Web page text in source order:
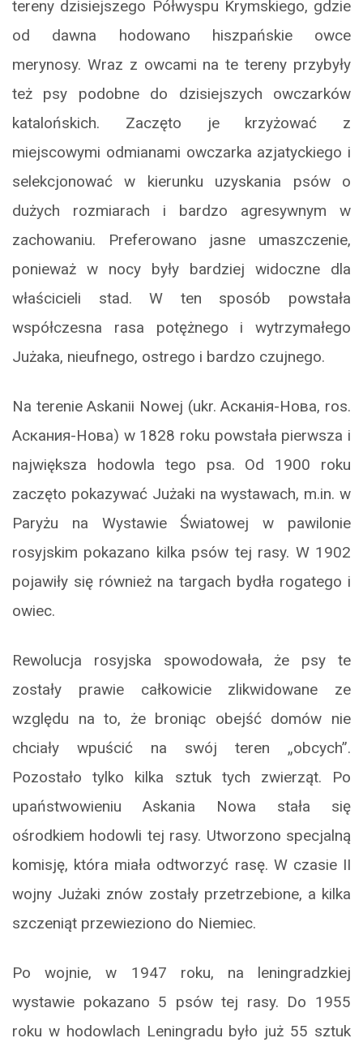
tereny dzisiejszego Półwyspu Krymskiego, gdzie
od dawna hodowano hiszpańskie owce
merynosy. Wraz z owcami na te tereny przybyły
też psy podobne do dzisiejszych owczarków
katalońskich. Zaczęto je krzyżować z
miejscowymi odmianami owczarka azjatyckiego i
selekcjonować w kierunku uzyskania psów o
dużych rozmiarach i bardzo agresywnym w
zachowaniu. Preferowano jasne umaszczenie,
ponieważ w nocy były bardziej widoczne dla
właścicieli stad. W ten sposób powstała
współczesna rasa potężnego i wytrzymałego
Jużaka, nieufnego, ostrego i bardzo czujnego.
Na terenie Askanii Nowej (ukr. Асканія-Нова, ros.
Аскания-Нова) w 1828 roku powstała pierwsza i
największa hodowla tego psa. Od 1900 roku
zaczęto pokazywać Jużaki na wystawach, m.in. w
Paryżu na Wystawie Światowej w pawilonie
rosyjskim pokazano kilka psów tej rasy. W 1902
pojawiły się również na targach bydła rogatego i
owiec.
Rewolucja rosyjska spowodowała, że psy te
zostały prawie całkowicie zlikwidowane ze
względu na to, że broniąc obejść domów nie
chciały wpuścić na swój teren „obcych”.
Pozostało tylko kilka sztuk tych zwierząt. Po
upaństwowieniu Askania Nowa stała się
ośrodkiem hodowli tej rasy. Utworzono specjalną
komisję, która miała odtworzyć rasę. W czasie II
wojny Jużaki znów zostały przetrzebione, a kilka
szczeniąt przewieziono do Niemiec.
Po wojnie, w 1947 roku, na leningradzkiej
wystawie pokazano 5 psów tej rasy. Do 1955
roku w hodowlach Leningradu było już 55 sztuk